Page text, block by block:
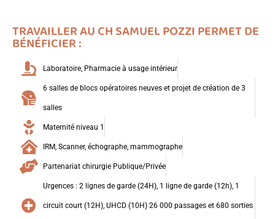
TRAVAILLER AU CH SAMUEL POZZI PERMET DE
BÉNÉFICIER :
Laboratoire, Pharmacie à usage intérieur
6 salles de blocs opératoires neuves et projet de création de 3
salles
Maternité niveau 1
IRM, Scanner, échographe, mammographe
Partenariat chirurgie Publique/Privée
Urgences : 2 lignes de garde (24H), 1 ligne de garde (12h), 1
circuit court (12H), UHCD (10H) 26 000 passages et 680 sorties